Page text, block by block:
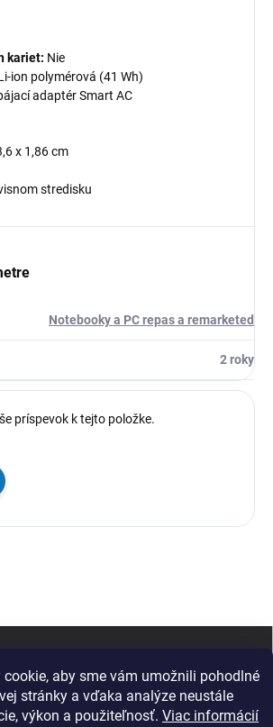
aby sme vám umožnili pohodlné
stránky a vďaka analýze neustále
výkon a použiteľnosť. Viac informácií
kariet: Nie
ion polymérová (41 Wh)
adaptér Smart AC
x 1,86 cm
stredisku
Notebooky a PC repas a remarketed
2 roky
príspevok k tejto položke.